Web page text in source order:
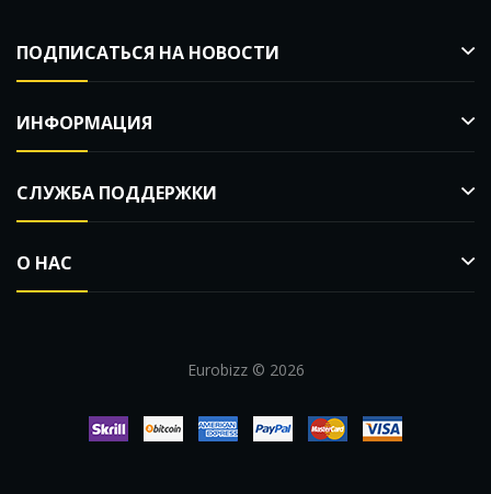
ПОДПИСАТЬСЯ НА НОВОСТИ
ИНФОРМАЦИЯ
СЛУЖБА ПОДДЕРЖКИ
О НАС
Eurobizz © 2026